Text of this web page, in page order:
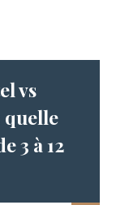
vs
quelle
3 à 12